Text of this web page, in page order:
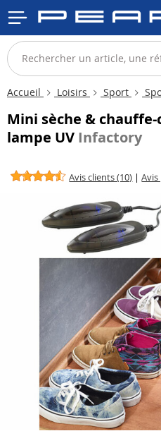
Accueil Loisirs Sport
Mini sèche &
lampe UV Infactory
Avis clients (10) |Avis